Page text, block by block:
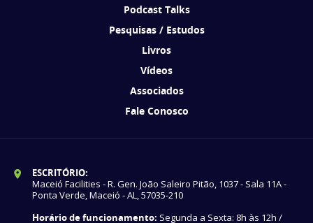
Podcast Talks
Pesquisas / Estudos
Livros
Vídeos
Associados
Fale Conosco
ESCRITÓRIO:
Maceió Facilities - R. Gen. João Saleiro Pitão, 1037 - Sala 11A -
Ponta Verde, Maceió - AL, 57035-210
Horário de funcionamento: Segunda a Sexta: 8h às 12h /